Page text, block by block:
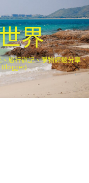
界
旅行遊記、購物經驗分享．